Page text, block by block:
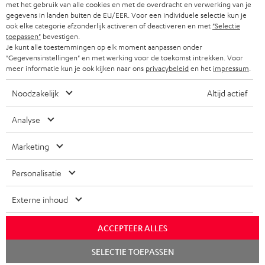
BLUETOOTH KOPTELEFOONS
COMPLETE SETS
SPEAKERS
ULTIMA
IN-EAR
FANSHOP
NIEUWKOMERS
NEWSLETTER
STORES
TEUFEL VOORDELEN
TEUFEL STORY
KADOBON
BELGIË
FRANKRIJK
POLEN
ITALIË
USA
ANDERE LANDEN
'Kennelijke' (typ)fouten voorbehouden. De op de foto's afgebeelde
accessoires zijn niet bij de levering inbegrepen. Eventuele
Disclaimer Algemene voorwaarden
met het gebruik van alle cookies en met de overdracht en verwerking van je
gegevens in landen buiten de EU/EER. Voor een individuele selectie kun je
ook elke categorie afzonderlijk activeren of deactiveren en met "Selectie
toepassen" bevestigen.
Je kunt alle toestemmingen op elk moment aanpassen onder
"Gegevensinstellingen" en met werking voor de toekomst intrekken. Voor
meer informatie kun je ook kijken naar ons privacybeleiden het impressum
Noodzakelijk Altijd actief
Analyse
Marketing
Personalisatie
Externe inhoud
ACCEPTEER ALLES
SELECTIE TOEPASSEN